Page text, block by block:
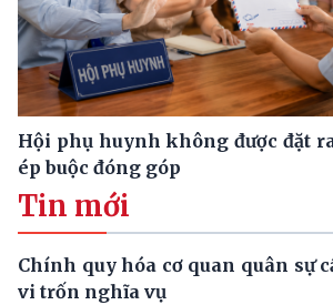
Hội phụ huynh không được đặt
ép buộc đóng góp
Tin mới
Chính quy hóa cơ quan quân sự
vi trốn nghĩa vụ